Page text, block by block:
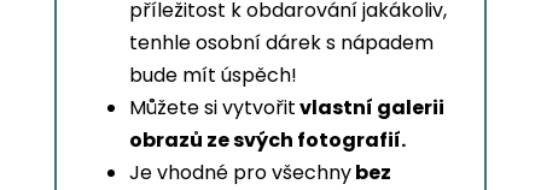
příležitost k obdarování jakákoliv,
tenhle osobní dárek s nápadem
bude mít úspěch!
Můžete si vytvořitvlastní galerii
obrazů ze svých fotografií.
Je vhodné pro všechnybez